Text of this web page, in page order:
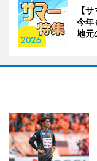
【
今年
地元